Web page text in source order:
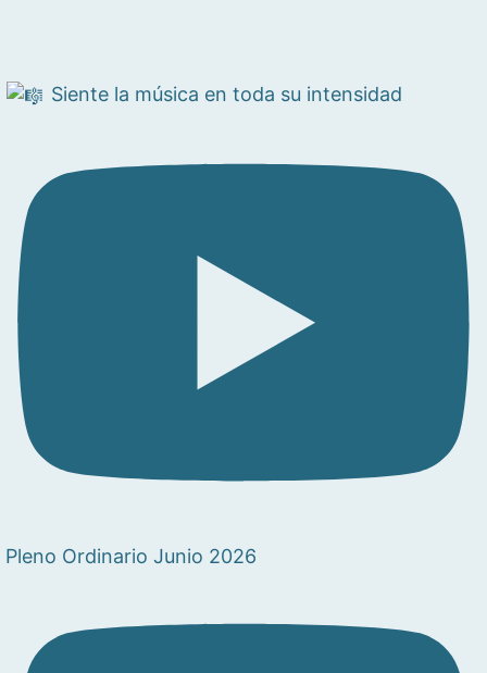
Siente la música en toda su intensidad
Pleno Ordinario Junio 2026